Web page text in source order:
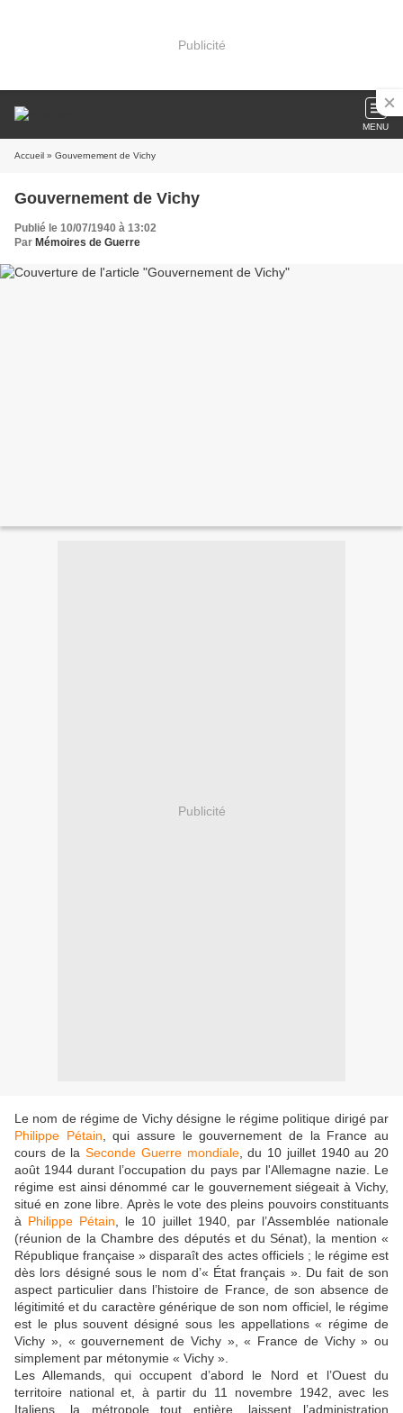
Publicité
MENU
Accueil » Gouvernement de Vichy
Gouvernement de Vichy
Publié le 10/07/1940 à 13:02
Par Mémoires de Guerre
Publicité
Le nom de régime de Vichy désigne le régime politique dirigé par
Philippe Pétain , qui assure le gouvernement de la France au
cours de laSeconde Guerre mondiale, du 10 juillet 1940 au 20
août 1944 durant l’occupation du pays par l'Allemagne nazie. Le
régime est ainsi dénommé car le gouvernement siégeait à Vichy,
situé en zone libre. Après le vote des pleins pouvoirs constituants
à Philippe Pétain , le 10 juillet 1940, par l’Assemblée nationale
(réunion de la Chambre des députés et du Sénat), la mention «
République française » disparaît des actes officiels ; le régime est
dès lors désigné sous le nom d’« État français ». Du fait de son
aspect particulier dans l’histoire de France, de son absence de
légitimité et du caractère générique de son nom officiel, le régime
est le plus souvent désigné sous les appellations « régime de
Vichy », « gouvernement de Vichy », « France de Vichy » ou
simplement par métonymie « Vichy ».
Les Allemands, qui occupent d’abord le Nord et l’Ouest du
territoire national et, à partir du 11 novembre 1942, avec les
Italiens, la métropole tout entière, laissent l’administration